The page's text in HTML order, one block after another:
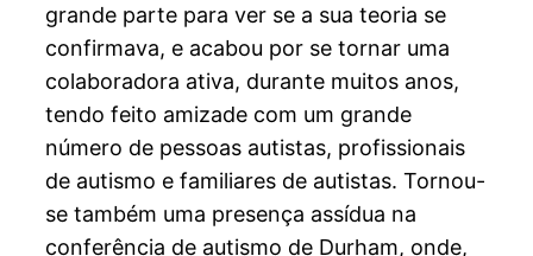
grande parte para ver se a sua teoria se
confirmava, e acabou por se tornar uma
colaboradora ativa, durante muitos anos,
tendo feito amizade com um grande
número de pessoas autistas, profissionais
de autismo e familiares de autistas. Tornou-
se também uma presença assídua na
conferência de autismo de Durham, onde,